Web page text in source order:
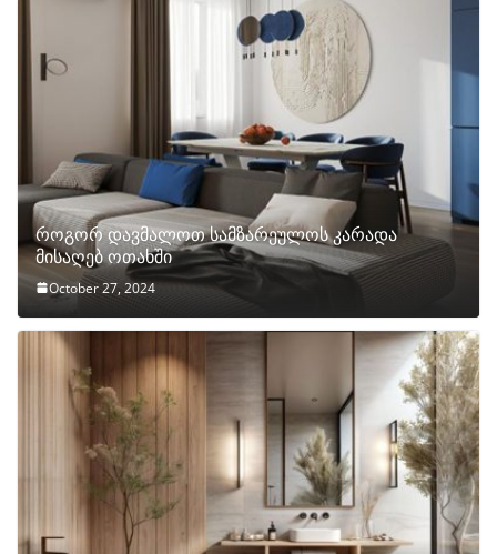
როგორ დავმალოთ სამზარეულოს კარადა
მისაღებ ოთახში
October 27, 2024